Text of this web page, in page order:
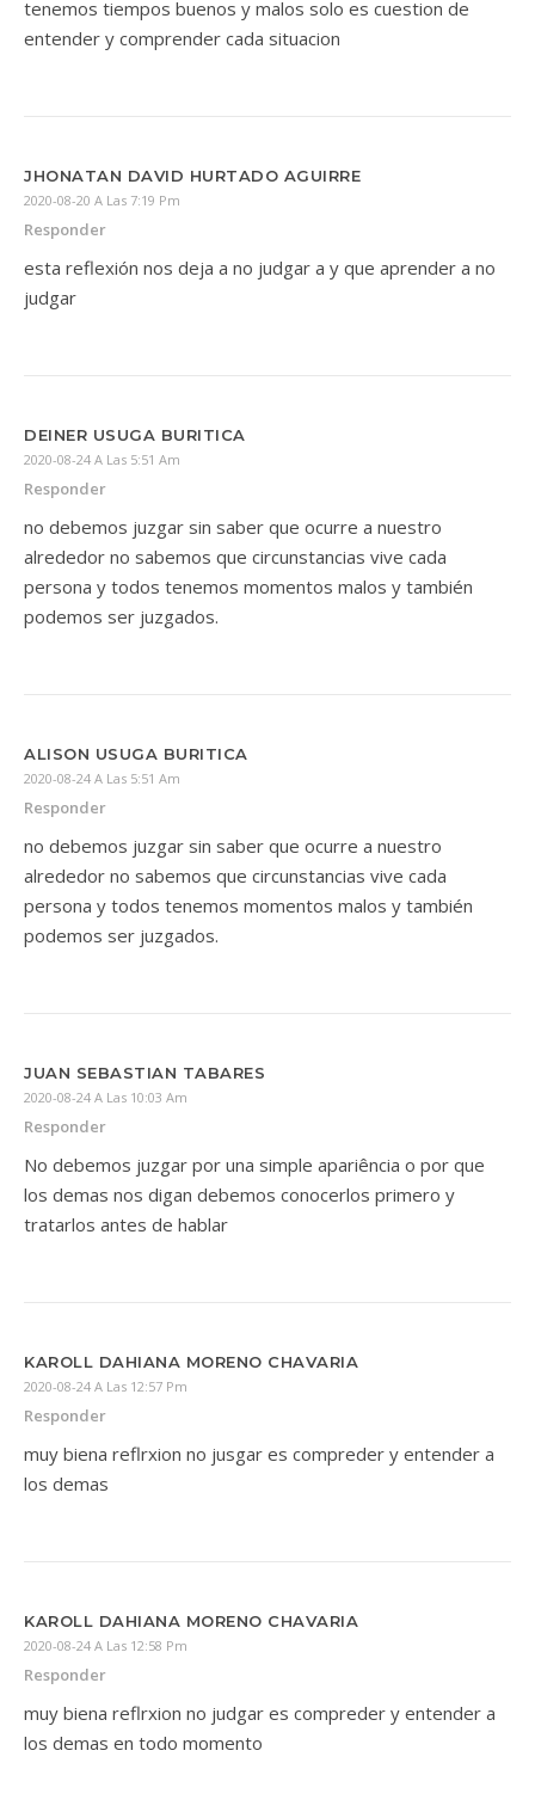
tenemos tiempos buenos y malos solo es cuestion de
entender y comprender cada situacion
JHONATAN DAVID HURTADO AGUIRRE
2020-08-20 A Las 7:19 Pm
Responder
esta reflexión nos deja a no judgar a y que aprender a no
judgar
DEINER USUGA BURITICA
2020-08-24 A Las 5:51 Am
Responder
no debemos juzgar sin saber que ocurre a nuestro
alrededor no sabemos que circunstancias vive cada
persona y todos tenemos momentos malos y también
podemos ser juzgados.
ALISON USUGA BURITICA
2020-08-24 A Las 5:51 Am
Responder
no debemos juzgar sin saber que ocurre a nuestro
alrededor no sabemos que circunstancias vive cada
persona y todos tenemos momentos malos y también
podemos ser juzgados.
JUAN SEBASTIAN TABARES
2020-08-24 A Las 10:03 Am
Responder
No debemos juzgar por una simple apariência o por que
los demas nos digan debemos conocerlos primero y
tratarlos antes de hablar
KAROLL DAHIANA MORENO CHAVARIA
2020-08-24 A Las 12:57 Pm
Responder
muy biena reflrxion no jusgar es compreder y entender a
los demas
KAROLL DAHIANA MORENO CHAVARIA
2020-08-24 A Las 12:58 Pm
Responder
muy biena reflrxion no judgar es compreder y entender a
los demas en todo momento